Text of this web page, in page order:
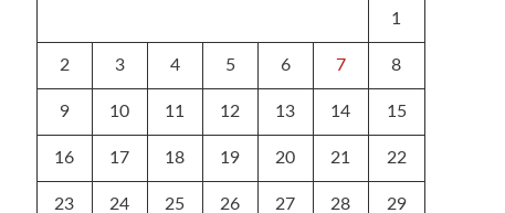
1
2 3 4 5 6 7 8
9 10 11 12 13 14 15
16 17 18 19 20 21 22
23 24 25 26 27 28 29